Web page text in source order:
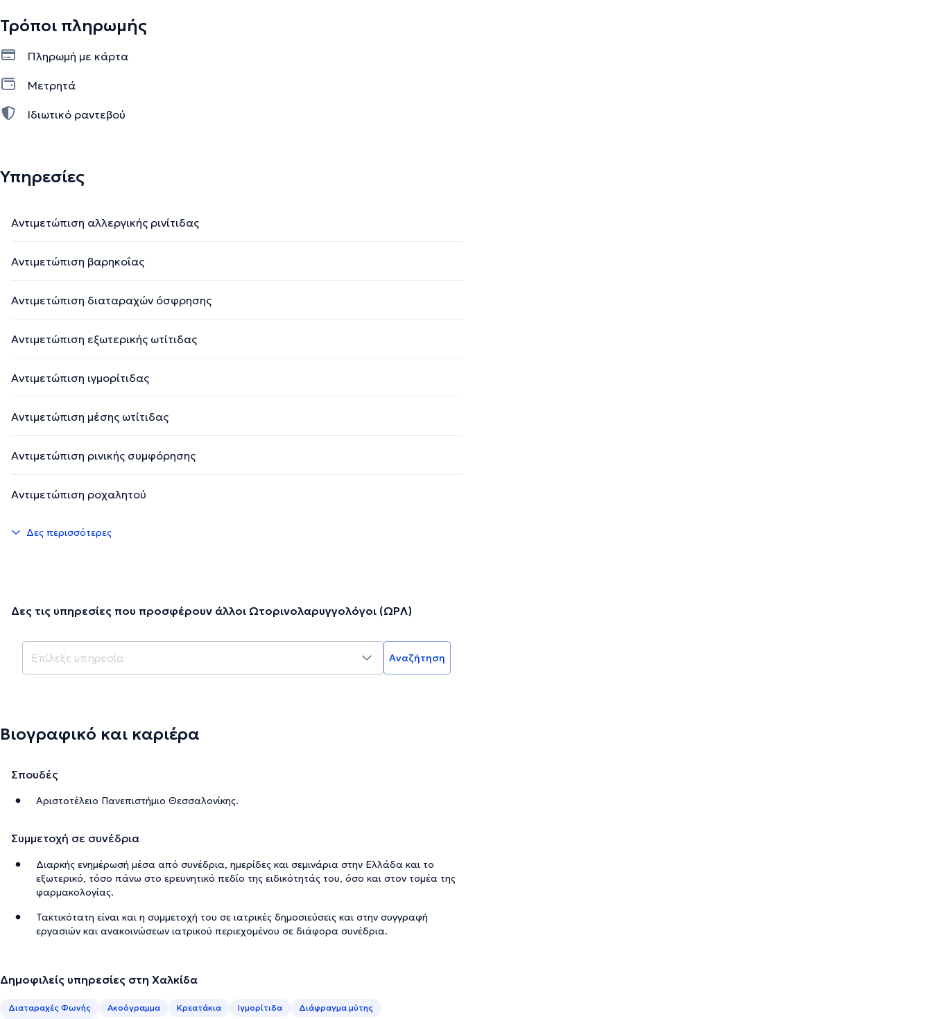
Τρόποι πληρωμής
Πληρωμή με κάρτα
Μετρητά
Ιδιωτικό ραντεβού
Υπηρεσίες
Αντιμετώπιση αλλεργικής ρινίτιδας
Αντιμετώπιση βαρηκοΐας
Αντιμετώπιση διαταραχών όσφρησης
Αντιμετώπιση εξωτερικής ωτίτιδας
Αντιμετώπιση ιγμορίτιδας
Αντιμετώπιση μέσης ωτίτιδας
Αντιμετώπιση ρινικής συμφόρησης
Αντιμετώπιση ροχαλητού
Δες περισσότερες
Δες τις υπηρεσίες που προσφέρουν άλλοι Ωτορινολαρυγγολόγοι (ΩΡΛ)
Αναζήτηση
Βιογραφικό και καριέρα
Σπουδές
Αριστοτέλειο Πανεπιστήμιο Θεσσαλονίκης.
Συμμετοχή σε συνέδρια
Διαρκής ενημέρωσή μέσα από συνέδρια, ημερίδες και σεμινάρια στην Ελλάδα και το
εξωτερικό, τόσο πάνω στο ερευνητικό πεδίο της ειδικότητάς του, όσο και στον τομέα της
φαρμακολογίας.
Τακτικότατη είναι και η συμμετοχή του σε ιατρικές δημοσιεύσεις και στην συγγραφή
εργασιών και ανακοινώσεων ιατρικού περιεχομένου σε διάφορα συνέδρια.
Δημοφιλείς υπηρεσίες στη Χαλκίδα
Διαταραχές Φωνής Ακοόγραμμα Κρεατάκια Ιγμορίτιδα
Διάφραγμα μύτης